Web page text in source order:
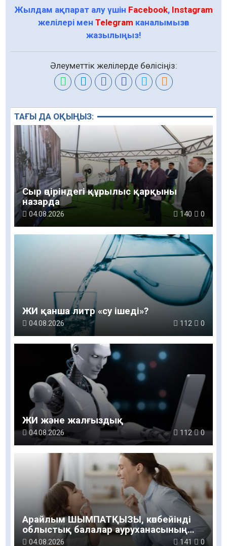
Жылдам ақпарат алу үшін Facebook, Instagram
желілері мен Telegram каналымызға
жазылыңыз!
Әлеуметтік желілерде бөлісіңіз:
ТАҒЫ ДА ОҚЫҢЫЗ:
Сыр өңіріндегі құрылыс қарқыны
назарда
04.08.2026 140 0
ЖИ қанша литр «су ішеді»?
04.08.2026 112 0
ЖИ және жалғыздық
04.08.2026 112 0
Арайлым ШЫМПАТҚЫЗЫ, көпбейінді
облыстық балалар ауруханасының
логопед маманы: Баланың сөйлеуі мен
04.08.2026 141 0